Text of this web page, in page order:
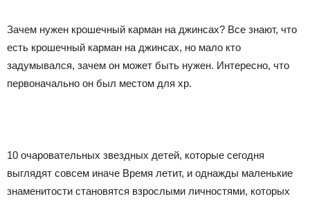
Зачем нужен крошечный карман на джинсах? Все знают, что
есть крошечный карман на джинсах, но мало кто
задумывался, зачем он может быть нужен. Интересно, что
первоначально он был местом для хр.
10 очаровательных звездных детей, которые сегодня
выглядят совсем иначе Время летит, и однажды маленькие
знаменитости становятся взрослыми личностями, которых